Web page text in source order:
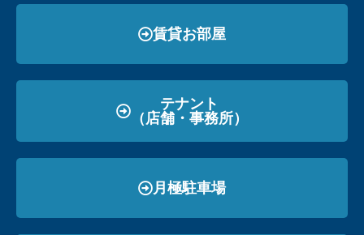
賃貸お部屋
テナント
（店舗・事務所）
月極駐車場